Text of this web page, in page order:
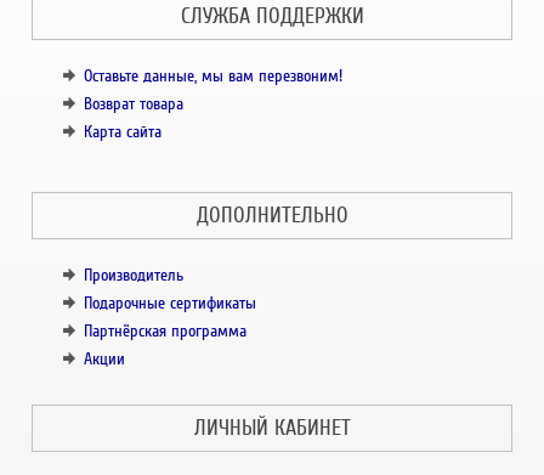
СЛУЖБА ПОДДЕРЖКИ
Оставьте данные, мы вам перезвоним!
Возврат товара
Карта сайта
ДОПОЛНИТЕЛЬНО
Производитель
Подарочные сертификаты
Партнёрская программа
Акции
ЛИЧНЫЙ КАБИНЕТ